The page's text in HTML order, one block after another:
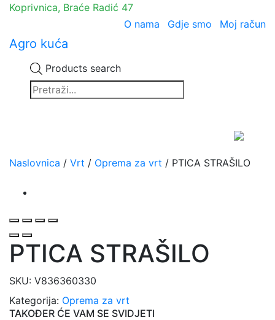
Koprivnica, Braće Radić 47
O nama
Gdje smo Moj račun
Agro kuća
Products search
Naslovnica / Vrt / Oprema za vrt / PTICA STRAŠILO
PTICA STRAŠILO
SKU: V836360330
Kategorija: Oprema za vrt
TAKOĐER ĆE VAM SE SVIDJETI